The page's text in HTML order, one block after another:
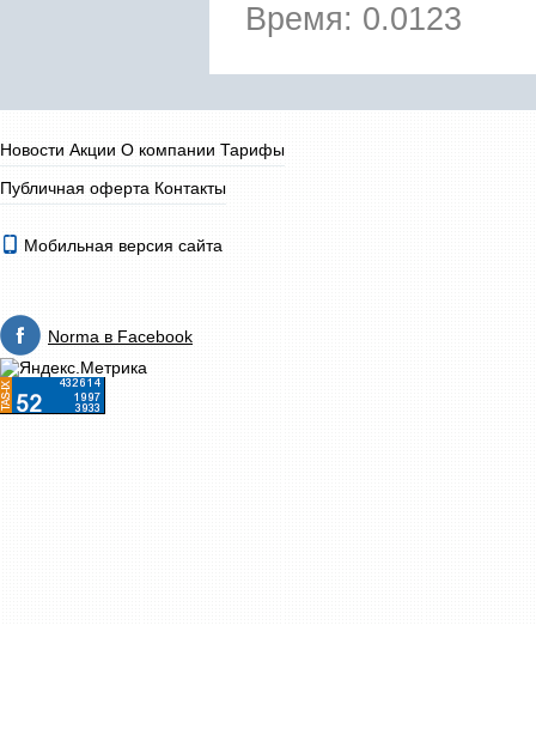
Время: 0.0123
Новости Акции О компании Тарифы
Публичная оферта Контакты
Мобильная версия сайта
Norma в Facebook